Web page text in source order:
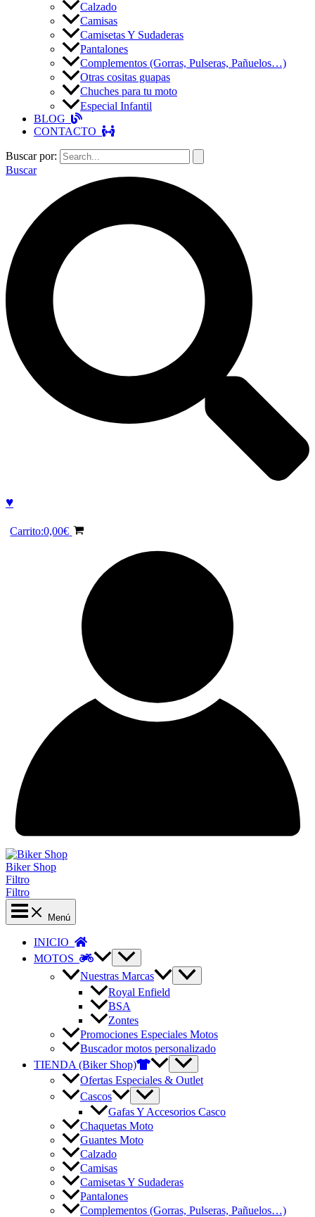
Calzado
Camisas
Camisetas Y Sudaderas
Pantalones
Complementos (Gorras, Pulseras, Pañuelos…)
Otras cositas guapas
Chuches para tu moto
Especial Infantil
BLOG
CONTACTO
Buscar por:
Buscar
♥
Carrito:0,00€
Biker Shop
Filtro
Filtro
Menú
INICIO
MOTOS
Nuestras Marcas
Royal Enfield
BSA
Zontes
Promociones Especiales Motos
Buscador motos personalizado
TIENDA (Biker Shop)
Ofertas Especiales & Outlet
Cascos
Gafas Y Accesorios Casco
Chaquetas Moto
Guantes Moto
Calzado
Camisas
Camisetas Y Sudaderas
Pantalones
Complementos (Gorras, Pulseras, Pañuelos…)